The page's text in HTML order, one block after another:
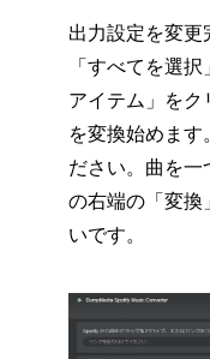
出力設定を変
「すべてを選
アイテム」をク
を変換始めます
ださい。曲を一
の右端の「変換
いです。